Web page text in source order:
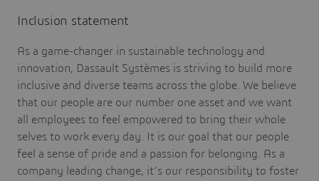
Inclusion statement
As a game-changer in sustainable technology and
innovation, Dassault Systèmes is striving to build more
inclusive and diverse teams across the globe. We believe
that our people are our number one asset and we want
all employees to feel empowered to bring their whole
selves to work every day. It is our goal that our people
feel a sense of pride and a passion for belonging. As a
company leading change, it’s our responsibility to foster